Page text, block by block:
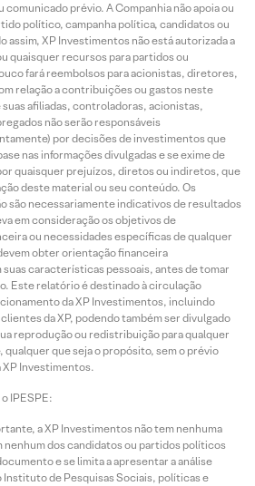
comunicado prévio. A Companhia não apoia ou
político, campanha política, candidatos ou
assim, XP Investimentos não está autorizada a
quaisquer recursos para partidos ou
fará reembolsos para acionistas, diretores,
relação a contribuições ou gastos neste
afiliadas, controladoras, acionistas,
não serão responsáveis
por decisões de investimentos que
nas informações divulgadas e se exime de
quaisquer prejuízos, diretos ou indiretos, que
deste material ou seu conteúdo. Os
são necessariamente indicativos de resultados
em consideração os objetivos de
ou necessidades específicas de qualquer
obter orientação financeira
características pessoais, antes de tomar
Este relatório é destinado à circulação
da XP Investimentos, incluindo
da XP, podendo também ser divulgado
reprodução ou redistribuição para qualquer
qualquer que seja o propósito, sem o prévio
Investimentos.
IPESPE:
a XP Investimentos não tem nenhuma
nenhum dos candidatos ou partidos políticos
e se limita a apresentar a análise
de Pesquisas Sociais, políticas e